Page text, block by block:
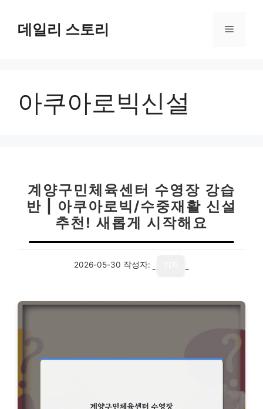
데일리 스토리 메
아쿠아로빅신설
계양구민체육센터 수영장 강습
반 | 아쿠아로빅/수중재활 신설
추천! 새롭게 시작해요
2026-05-30 작성자: